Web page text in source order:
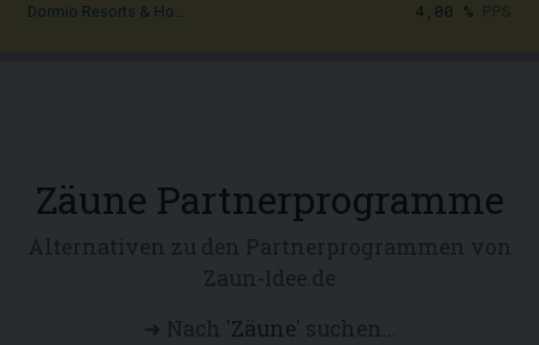
Dormio Resorts & Ho... 4,00 %
Zäune Partnerprogramme
Zäune